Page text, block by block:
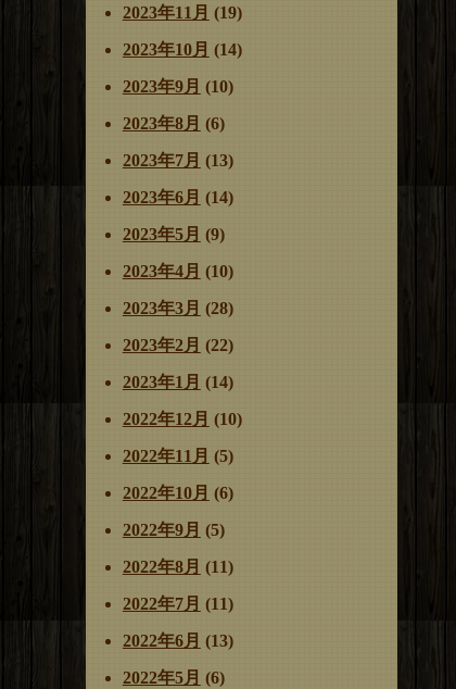
2023年11月 (19)
2023年10月 (14)
2023年9月 (10)
2023年8月 (6)
2023年7月 (13)
2023年6月 (14)
2023年5月 (9)
2023年4月 (10)
2023年3月 (28)
2023年2月 (22)
2023年1月 (14)
2022年12月 (10)
2022年11月 (5)
2022年10月 (6)
2022年9月 (5)
2022年8月 (11)
2022年7月 (11)
2022年6月 (13)
2022年5月 (6)